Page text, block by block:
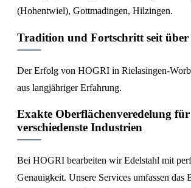
(Hohentwiel), Gottmadingen, Hilzingen.
Tradition und Fortschritt seit über
Der Erfolg von HOGRI in Rielasingen-
aus langjähriger Erfahrung.
Exakte Oberflächenveredelung für
verschiedenste Industrien
Bei HOGRI bearbeiten wir Edelstahl mit
Genauigkeit. Unsere Services umfassen das